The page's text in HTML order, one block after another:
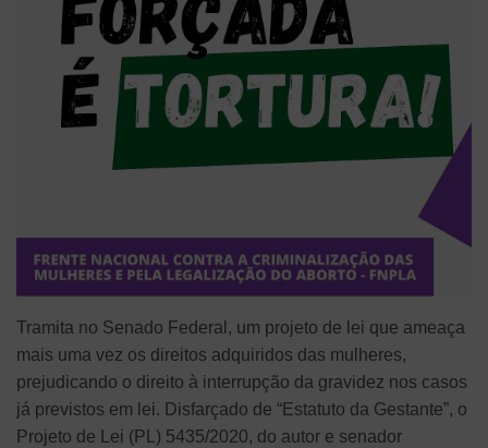
Tramita no Senado Federal, um projeto de lei que ameaça
mais uma vez os direitos adquiridos das mulheres,
prejudicando o direito à interrupção da gravidez nos casos
já previstos em lei. Disfarçado de “Estatuto da Gestante”, o
Projeto de Lei (PL) 5435/2020, do autor e senador